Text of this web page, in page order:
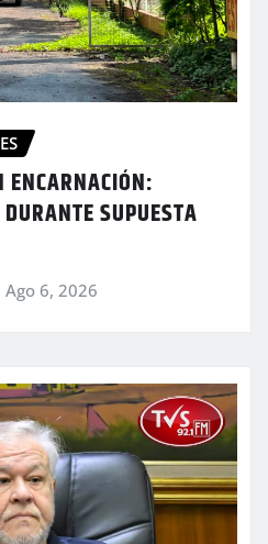
ENCARNACIÓN:
SUPUESTA
Ago 6, 2026